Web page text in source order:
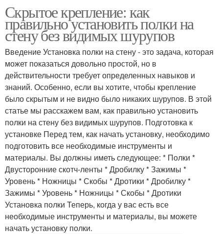
Скрытое крепление: как
правильно установить полки на
стену без видимых шурупов
Введение Установка полки на стену - это задача, которая
может показаться довольно простой, но в
действительности требует определенных навыков и
знаний. Особенно, если вы хотите, чтобы крепление
было скрытым и не видно было никаких шурупов. В этой
статье мы расскажем вам, как правильно установить
полки на стену без видимых шурупов. Подготовка к
установке Перед тем, как начать установку, необходимо
подготовить все необходимые инструменты и
материалы. Вы должны иметь следующее: * Полки *
Двусторонние скотч-ленты * Дробилку * Зажимы *
Уровень * Ножницы * Скобы * Дротики * Дробилку *
Зажимы * Уровень * Ножницы * Скобы * Дротики
Установка полки Теперь, когда у вас есть все
необходимые инструменты и материалы, вы можете
начать установку полки.